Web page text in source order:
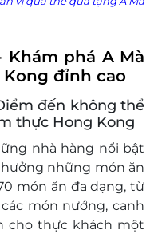
Khám phá A Mà
đỉnh cao
đến không thể
thực Hong Kong
nhà hàng nổi bật
hưởng những món ăn
món ăn đa dạng, từ
món nướng, canh
cho thực khách một